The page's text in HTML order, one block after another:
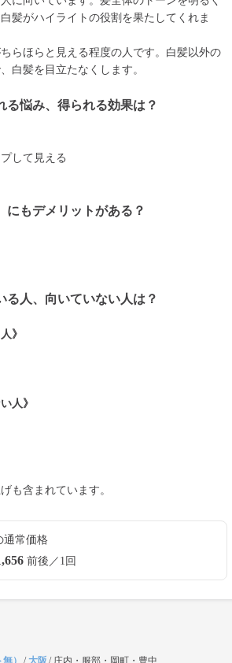
髪がハイライトの役割を果たしてくれま
らほらと見える程度の人です。白髪以外の
白髪を目立たなくします。
る悩み、得られる効果は？
して見える
にもデメリットがある？
る人、向いていない人は？
》
人》
も含まれています。
通常価格
前後／1回
） /大阪 / 庄内・服部・岡町・豊中